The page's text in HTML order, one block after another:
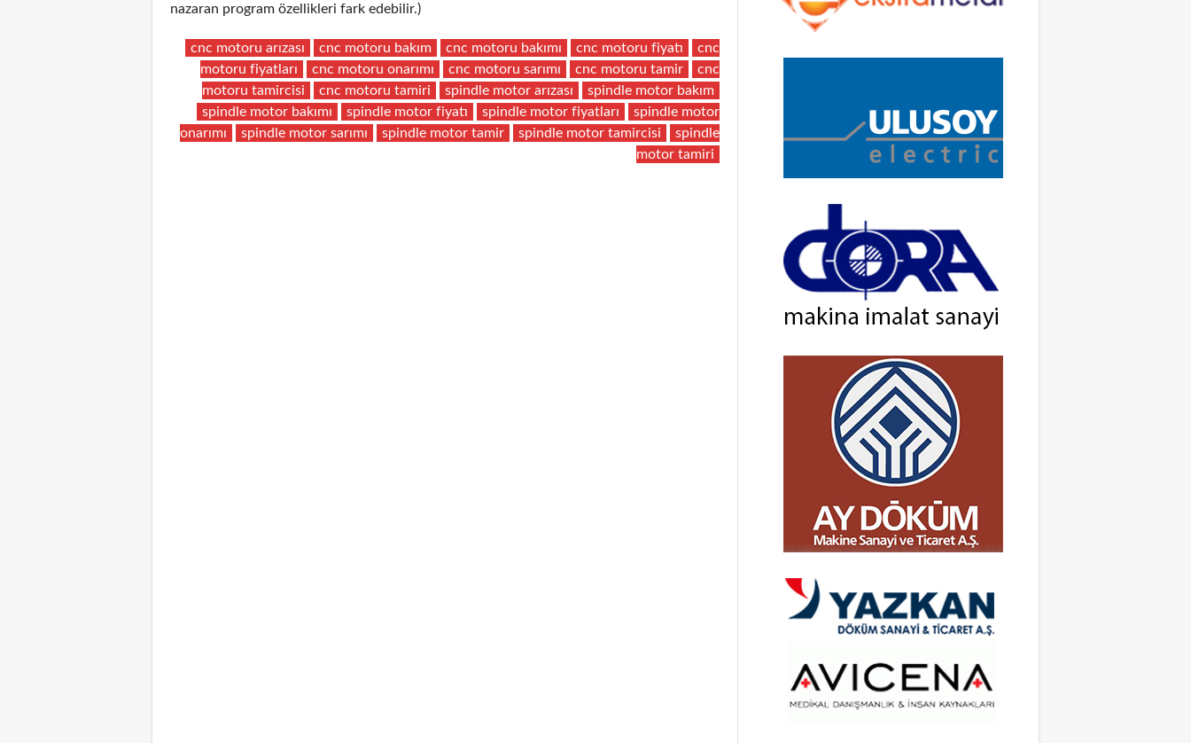
nazaran program özellikleri fark edebilir.)
cnc motoru arızası cnc motoru bakım cnc motoru bakımı cnc motoru fiyatı
cnc
motoru fiyatları
cnc motoru onarımı cnc motoru sarımı cnc motoru tamir
cnc
motoru tamircisi
cnc motoru tamiri spindle motor arızası
spindle motor bakım
spindle motor bakımı
spindle motor fiyatı spindle motor fiyatları
spindle motor
onarımı
spindle motor sarımı spindle motor tamir spindle motor tamircisi
spindle
motor tamiri